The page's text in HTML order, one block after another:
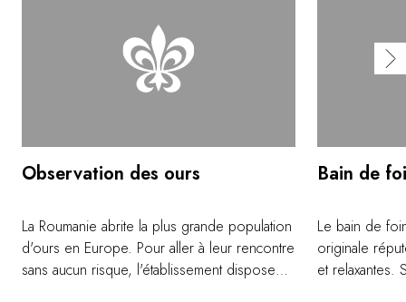
Observation des ours
La Roumanie abrite la plus grande population
d'ours en Europe. Pour aller à leur rencontre
sans aucun risque, l'établissement dispose
Bain de
Le bain de
originale
et relaxantes.